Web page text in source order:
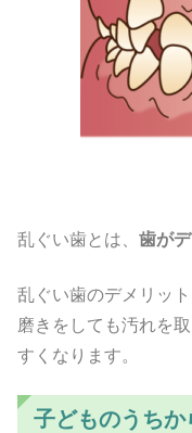
乱ぐい歯とは、 歯が
乱ぐい歯のデメリッ
磨きをしても汚れを
すくなります。
子どものうち